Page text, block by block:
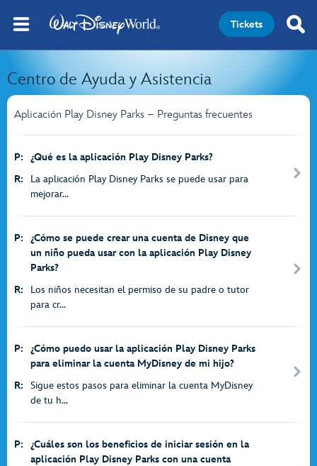
Tickets
Centro de Ayuda y Asistencia
Aplicación Play Disney Parks – Preguntas frecuentes
P:
¿Qué es la aplicación Play Disney Parks?
R:
La aplicación Play Disney Parks se puede usar para
mejorar...
P:
¿Cómo se puede crear una cuenta de Disney que
un niño pueda usar con la aplicación Play Disney
Parks?
R:
Los niños necesitan el permiso de su padre o tutor
para cr...
P:
¿Cómo puedo usar la aplicación Play Disney Parks
para eliminar la cuenta MyDisney de mi hijo?
R:
Sigue estos pasos para eliminar la cuenta MyDisney
de tu h...
P:
¿Cuáles son los beneficios de iniciar sesión en la
aplicación Play Disney Parks con una cuenta